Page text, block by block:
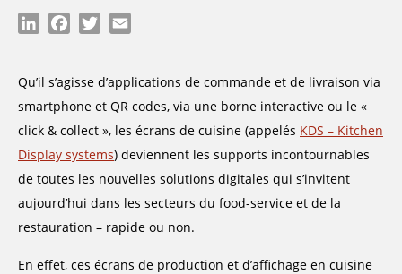
LinkedInFacebook
Twitter
Qu’il s’agisse d’applications de commande et de livraison via
smartphone et QR codes, via une borne interactive ou le «
click & collect », les écrans de cuisine (appelés KDS – Kitchen
Display systems) deviennent les supports incontournables
de toutes les nouvelles solutions digitales qui s’invitent
aujourd’hui dans les secteurs du food-service et de la
restauration – rapide ou non.
En effet, ces écrans de production et d’affichage en cuisine